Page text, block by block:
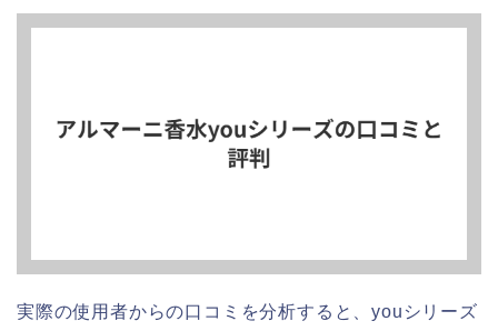
実際の使用者からの口コミを分析すると、youシリーズ